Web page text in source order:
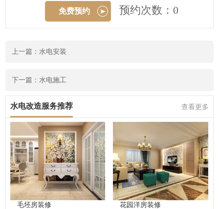
免费预约 预约次数：0
上一篇：水电安装
下一篇：水电施工
水电改造服务推荐 查看更多
毛坯房装修 花园洋房装修